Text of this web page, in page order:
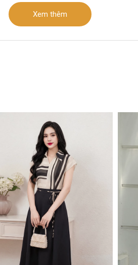
trí. đầm 1,5 lớp lót chân. váy khóa sau
Xem thêm